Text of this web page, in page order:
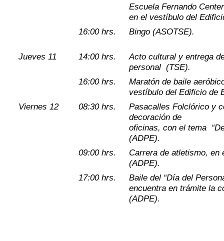
Escuela Fernando
en el vestíbulo del
16:00 hrs.
Bingo (ASOTSE).
Jueves 11 14:00 hrs.
Acto cultural y entrega
personal (TSE).
16:00 hrs.
Maratón de baile
vestíbulo del Edificio de
Viernes 12
08:30 hrs.
Pasacalles Folclórico y
decoración de
oficinas, con el tema
(ADPE).
09:00 hrs.
Carrera de atletismo, en
(ADPE).
17:00 hrs.
Baile del “Día del
encuentra en trámite la
(ADPE).